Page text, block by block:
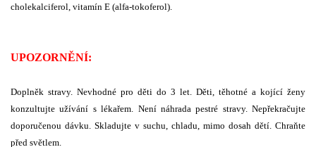
cholekalciferol, vitamín E (alfa-tokoferol).
UPOZORNĚNÍ:
Doplněk stravy. Nevhodné pro děti do 3 let. Děti, těhotné a kojící ženy
konzultujte užívání s lékařem. Není náhrada pestré stravy. Nepřekračujte
doporučenou dávku. Skladujte v suchu, chladu, mimo dosah dětí. Chraňte
před světlem.